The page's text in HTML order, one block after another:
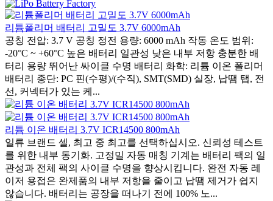
리튬폴리머 배터리 고밀도 3.7V 6000mAh
공칭 전압: 3.7 V 공칭 정전 용량: 6000 mAh 작동 온도 범위:
-20°C ~ +60°C 높은 배터리 일관성 낮은 내부 저항 충분한 배
터리 용량 뛰어난 싸이클 수명 배터리 화학: 리튬 이온 폴리머
배터리 종단: PC 핀(수평)/(수직), SMT(SMD) 실장, 납땜 탭, 전
선, 커넥터가 있는 케...
리튬 이온 배터리 3.7V ICR14500 800mAh
일류 브랜드 셀, 최고 중 최고를 선택하십시오. 신뢰성 테스트
를 위한 내부 동기화. 고정밀 자동 매칭 기계는 배터리 팩의 일
관성과 전체 팩의 사이클 수명을 향상시킵니다. 완전 자동 레
이저 용접은 완제품의 내부 저항을 줄이고 납땜 제거가 쉽지
않습니다. 배터리는 공장을 떠나기 전에 100% 노...